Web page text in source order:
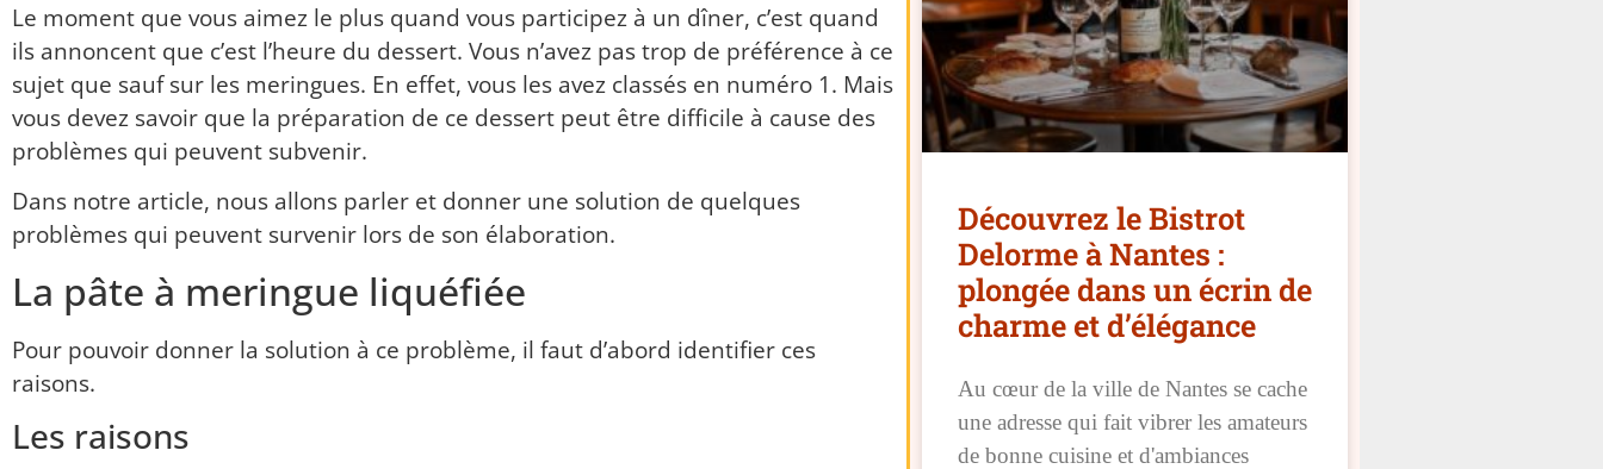
Le moment que vous aimez le plus quand vous participez à un dîner, c’est quand
ils annoncent que c’est l’heure du dessert. Vous n’avez pas trop de préférence à ce
sujet que sauf sur les meringues. En effet, vous les avez classés en numéro 1. Mais
vous devez savoir que la préparation de ce dessert peut être difficile à cause des
problèmes qui peuvent subvenir.
Dans notre article, nous allons parler et donner une solution de quelques
problèmes qui peuvent survenir lors de son élaboration.
La pâte à meringue liquéfiée
Pour pouvoir donner la solution à ce problème, il faut d’abord identifier ces
raisons.
Les raisons
Découvrez le Bistrot
Delorme à Nantes :
plongée dans un écrin de
charme et d’élégance
Au cœur de la ville de Nantes se cache
une adresse qui fait vibrer les amateurs
de bonne cuisine et d'ambiances